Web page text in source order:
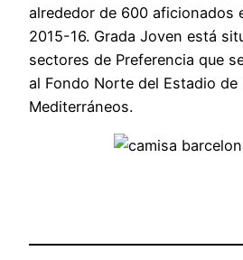
alrededor de 600 aficionados
2015-16. Grada Joven está
sectores de Preferencia que
al Fondo Norte del Estadio de
Mediterráneos.